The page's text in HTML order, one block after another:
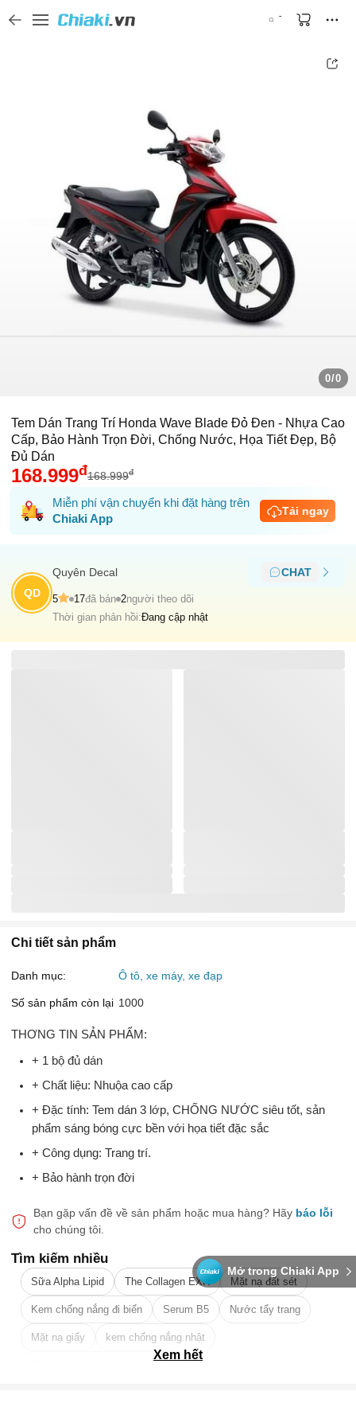
0/0
Mở trong Chiaki App
Tem Dán Trang Trí Honda Wave Blade Đỏ Đen - Nhựa Cao
Cấp, Bảo Hành Trọn Đời, Chống Nước, Họa Tiết Đẹp, Bộ
Đủ Dán
168.999đ168.999đ
Miễn phí vận chuyển khi đặt hàng trên
Chiaki App
Tải ngay
QD
Quyên Decal CHAT
5 17đã bán 2người theo dõi
Thời gian phản hồi:Đang cập nhật
Chi tiết sản phẩm
Danh mục: Ô tô, xe máy, xe đạp
Số sản phẩm còn lại 1000
THƠNG TIN SẢN PHẨM:
+ 1 bộ đủ dán
+ Chất liệu: Nhuộa cao cấp
+ Đặc tính: Tem dán 3 lớp, CHỐNG NƯỚC siêu tốt, sản
phẩm sáng bóng cực bền với họa tiết đặc sắc
+ Công dụng: Trang trí.
+ Bảo hành trọn đời
Bạn gặp vấn đề về sản phẩm hoặc mua hàng? Hãy báo lỗi
cho chúng tôi.
Tìm kiếm nhiều
Sữa Alpha Lipid The Collagen EXR Mặt nạ đất sét
Kem chống nắng đi biển Serum B5 Nước tẩy trang
Mặt nạ giấy kem chống nắng nhật
Tẩy tế bào chết da mặt tốt nhất
Xem hết